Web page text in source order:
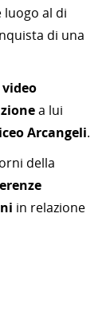
luogo al di
di una
a lui
Arcangeli.
della
in relazione